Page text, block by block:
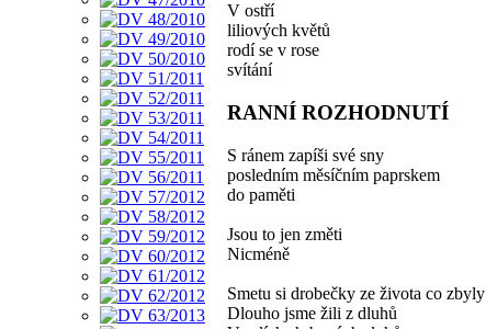
V ostří
liliových květů
rodí se v rose
svítání
RANNÍ ROZHODNUTÍ
S ránem zapíši své sny
posledním měsíčním paprskem
do paměti
Jsou to jen změti
Nicméně
Smetu si drobečky ze života co zbyly
Dlouho jsme žili z dluhů